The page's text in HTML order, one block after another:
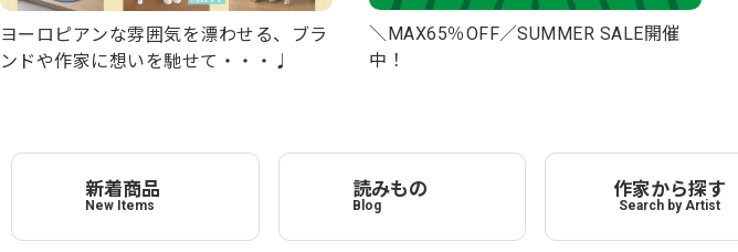
ヨーロピアンな雰囲気を漂わせる、ブラ
ンドや作家に想いを馳せて・・・♩
＼MAX65％OFF／SUMMER SALE開催
中！
新着商品
New Items
読みもの
Blog
作家から探す
Search by Artist